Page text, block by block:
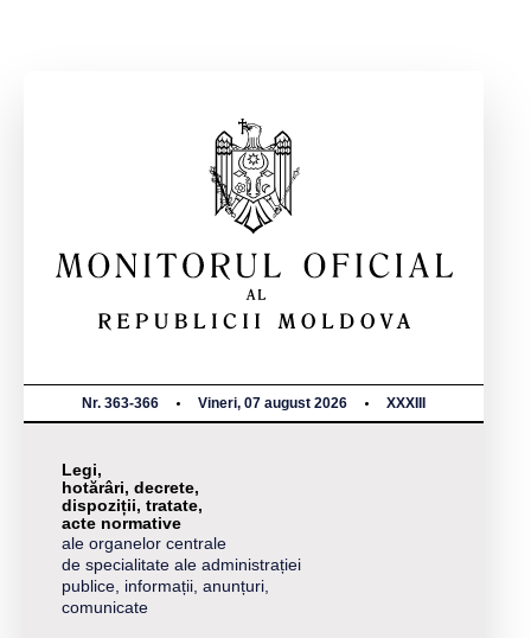
Nr. 363-366 Vineri, 07 august 2026 XXXIII
Legi,
hotărâri, decrete,
dispoziții, tratate,
acte normative
ale organelor centrale
de specialitate ale administrației
publice, informații, anunțuri,
comunicate